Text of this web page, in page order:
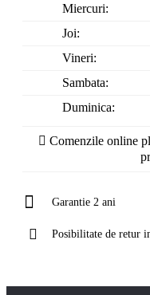
Miercuri:
Joi:
Vineri:
Sambata:
Duminica:
Comenzile online
Garantie 2 ani
Posibilitate de retur